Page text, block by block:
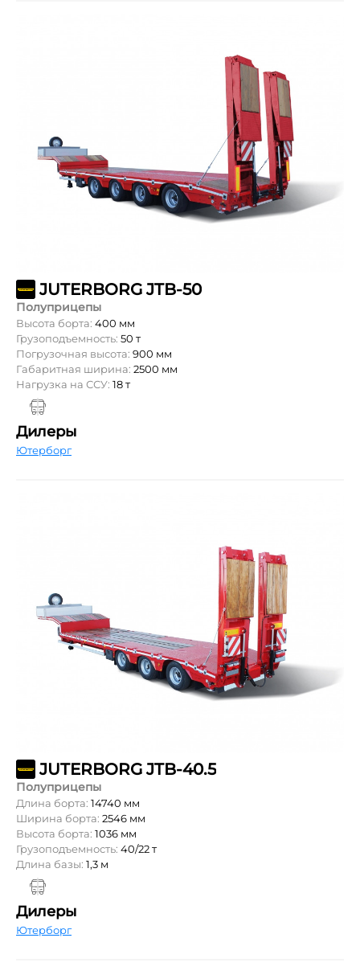
JUTERBORG JTB-50
Полуприцепы
Высота борта: 400 мм
Грузоподъемность: 50 т
Погрузочная высота: 900 мм
Габаритная ширина: 2500 мм
Нагрузка на ССУ: 18 т
Дилеры
Ютерборг
JUTERBORG JTB-40.5
Полуприцепы
Длина борта: 14740 мм
Ширина борта: 2546 мм
Высота борта: 1036 мм
Грузоподъемность: 40/22 т
Длина базы: 1,3 м
Дилеры
Ютерборг